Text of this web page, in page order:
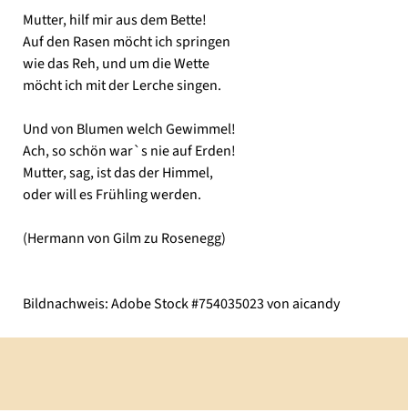
Mutter, hilf mir aus dem Bette!
Auf den Rasen möcht ich springen
wie das Reh, und um die Wette
möcht ich mit der Lerche singen.
Und von Blumen welch Gewimmel!
Ach, so schön war`s nie auf Erden!
Mutter, sag, ist das der Himmel,
oder will es Frühling werden.
(Hermann von Gilm zu Rosenegg)
Bildnachweis: Adobe Stock #754035023 von aicandy